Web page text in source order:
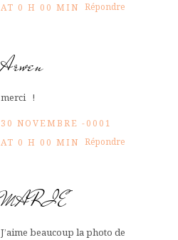
AT 0 H 00 MIN Répondre
Arwen
merci !
30 NOVEMBRE -0001
AT 0 H 00 MIN Répondre
MARIE
J’aime beaucoup la photo de